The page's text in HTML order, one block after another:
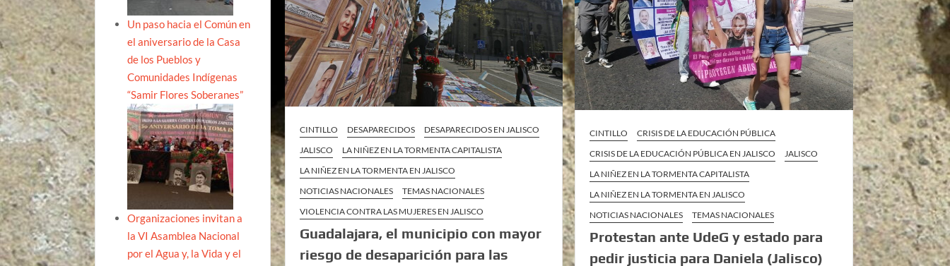
CINTILLO DESAPARECIDOS
DESAPARECIDOS EN JALISCO
JALISCO
LA NIÑEZ EN LA TORMENTA CAPITALISTA
LA NIÑEZ EN LA TORMENTA EN JALISCO
NOTICIAS NACIONALES
TEMAS NACIONALES
VIOLENCIA CONTRA LAS MUJERES EN JALISCO
Guadalajara, el municipio con mayor
riesgo de desaparición para las
CINTILLO
CRISIS DE LA EDUCACIÓN PÚBLICA
CRISIS DE LA EDUCACIÓN PÚBLICA EN JALISCO
JALISCO
LA NIÑEZ EN LA TORMENTA CAPITALISTA
LA NIÑEZ EN LA TORMENTA EN JALISCO
NOTICIAS NACIONALES
TEMAS NACIONALES
Protestan ante UdeG y estado para
pedir justicia para Daniela (Jalisco)
Un paso hacia el Común en
el aniversario de la Casa
de los Pueblos y
Comunidades Indígenas
“Samir Flores Soberanes”
Organizaciones invitan a
la VI Asamblea Nacional
por el Agua y, la Vida y el